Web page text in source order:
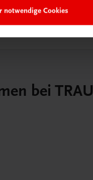
notwendige Cookies
bei